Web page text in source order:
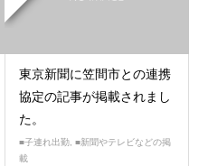
東京新聞に笠間市との連携
協定の記事が掲載されまし
た。
■子連れ出勤 ■新聞やテレビなどの掲
載